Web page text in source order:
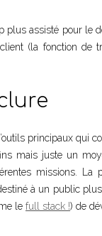
plus assisté pour le
(la fonction de
principaux qui
mais juste un
missions. La
à un public
le full stack !) de